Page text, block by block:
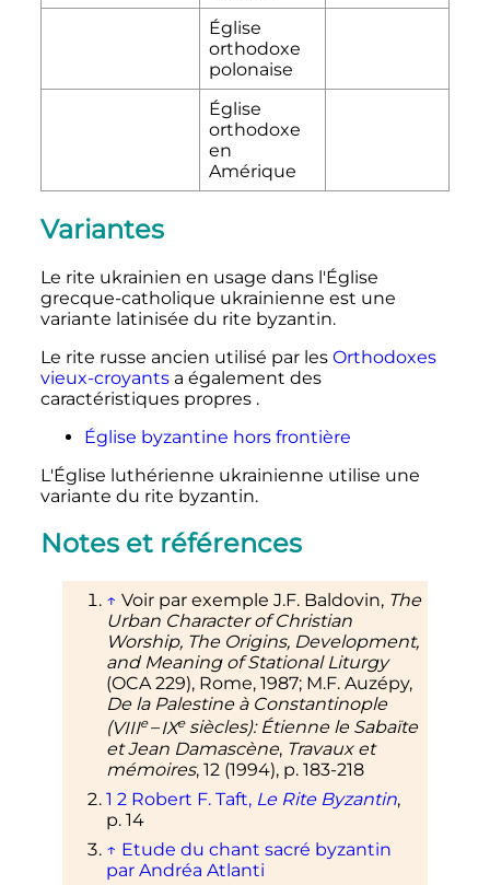
Église
orthodoxe
polonaise
Église
orthodoxe
en
Amérique
Variantes
Le rite ukrainien en usage dans l'Église
grecque-catholique ukrainienne est une
variante latinisée du rite byzantin.
Le rite russe ancien utilisé par les Orthodoxes
vieux-croyantsa également des
caractéristiques propres .
Église byzantine hors frontière
L'Église luthérienne ukrainienne utilise une
variante du rite byzantin.
Notes et références
↑ Voir par exemple J.F. Baldovin, The
Urban Character of Christian
Worship, The Origins, Development,
and Meaning of Stational Liturgy
(OCA 229), Rome, 1987; M.F. Auzépy,
De la Palestine à Constantinople
(VIIIe–IXe siècles): Étienne le Sabaïte
et Jean Damascène, Travaux et
mémoires, 12 (1994), p. 183-218
1 2 Robert F. Taft, Le Rite Byzantin,
p. 14
↑ Etude du chant sacré byzantin
par Andréa Atlanti